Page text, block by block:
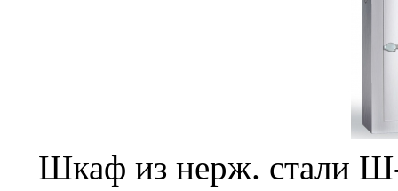
Шкаф из нерж. стали